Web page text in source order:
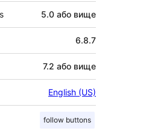
5.0 або вище
6.8.7
7.2 або вище
English (US)
follow buttons